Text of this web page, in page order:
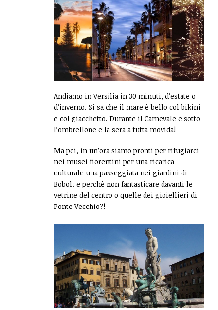
Andiamo in Versilia in 30 minuti, d’estate o
d’inverno. Si sa che il mare è bello col bikini
e col giacchetto. Durante il Carnevale e sotto
l’ombrellone e la sera a tutta movida!
Ma poi, in un’ora siamo pronti per rifugiarci
nei musei fiorentini per una ricarica
culturale una passeggiata nei giardini di
Boboli e perchè non fantasticare davanti le
vetrine del centro o quelle dei gioiellieri di
Ponte Vecchio?!